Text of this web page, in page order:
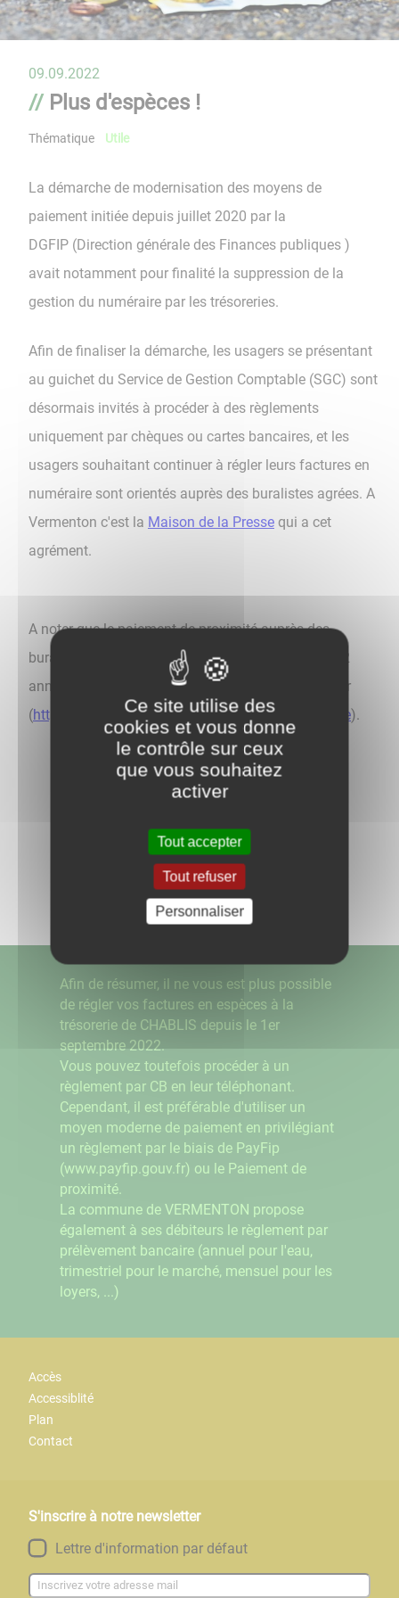
09.09.2022
Plus d'espèces !
Thématique Utile
La démarche de modernisation des moyens de
paiement initiée depuis juillet 2020 par la
DGFIP (Direction générale des Finances publiques )
avait notamment pour finalité la suppression de la
gestion du numéraire par les trésoreries.
Afin de finaliser la démarche, les usagers se présentant
au guichet du Service de Gestion Comptable (SGC) sont
désormais invités à procéder à des règlements
uniquement par chèques ou cartes bancaires, et les
usagers souhaitant continuer à régler leurs factures en
numéraire sont orientés auprès des buralistes agrées. A
Vermenton c'est la Maison de la Presse qui a cet
agrément.
A noter que le paiement de proximité auprès des
buralistes s'est fortement développé au cours des 2
années écoulées (voir liste sur le site impots.gouv.fr
(https://www.impots.gouv.fr/paiement-de-proximite).
Retour aux actualités
Afin de résumer, il ne vous est plus possible
de régler vos factures en espèces à la
trésorerie de CHABLIS depuis le 1er
septembre 2022.
Vous pouvez toutefois procéder à un
règlement par CB en leur téléphonant.
Cependant, il est préférable d'utiliser un
moyen moderne de paiement en privilégiant
un règlement par le biais de PayFip
(www.payfip.gouv.fr) ou le Paiement de
proximité.
La commune de VERMENTON propose
également à ses débiteurs le règlement par
prélèvement bancaire (annuel pour l'eau,
trimestriel pour le marché, mensuel pour les
loyers, ...)
Accès
Accessiblité
Plan
Contact
S'inscrire à notre newsletter
Lettre d'information par défaut
Ce site utilise des
cookies et vous donne
le contrôle sur ceux
que vous souhaitez
activer
Tout accepter
Tout refuser
Personnaliser